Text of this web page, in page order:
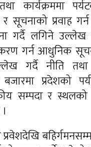
कार्यक्रममा
प्रवाह
गर्दै लगिने
गर्न आधुनिक
गर्दै नीति तथा
बजारमा प्रदेशको
सम्पदा र स्थलको